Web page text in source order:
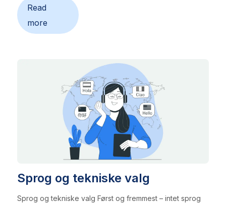
Read
more
Sprog og tekniske valg
Sprog og tekniske valg Først og fremmest – intet sprog